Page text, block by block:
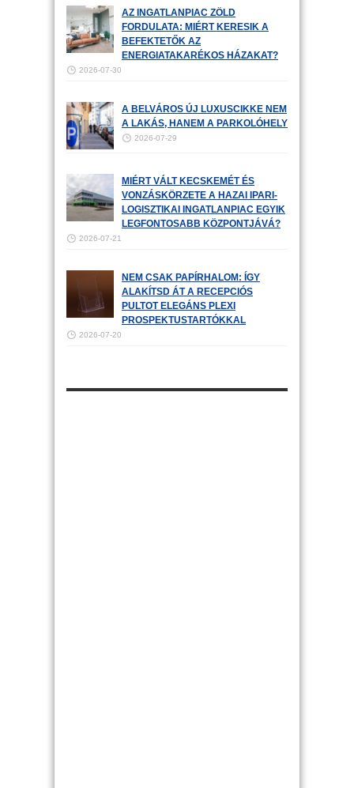
AZ INGATLANPIAC ZÖLD
FORDULATA: MIÉRT KERESIK A
BEFEKTETŐK AZ
ENERGIATAKARÉKOS HÁZAKAT?
2026-07-30
A BELVÁROS ÚJ LUXUSCIKKE NEM
A LAKÁS, HANEM A PARKOLÓHELY
2026-07-29
MIÉRT VÁLT KECSKEMÉT ÉS
VONZÁSKÖRZETE A HAZAI IPARI-
LOGISZTIKAI INGATLANPIAC EGYIK
LEGFONTOSABB KÖZPONTJÁVÁ?
2026-07-21
NEM CSAK PAPÍRHALOM: ÍGY
ALAKÍTSD ÁT A RECEPCIÓS
PULTOT ELEGÁNS PLEXI
PROSPEKTUSTARTÓKKAL
2026-07-20